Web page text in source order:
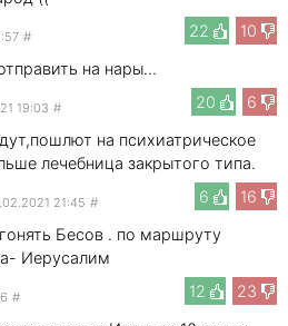
22
10
#
на нары...
20
6
19:03 #
на психиатрическое
лечебница закрытого типа.
6
16
21:45 #
Бесов . по маршруту
Иерусалим
12
23
#